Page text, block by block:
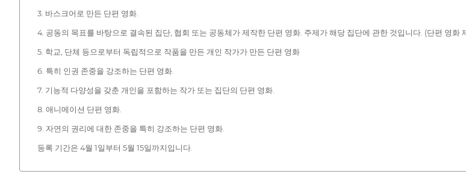
3. 바스크어로 만든 단편 영화.
4. 공동의 목표를 바탕으로 결속된 집단, 협회 또는 공동체가 제작한 단편 영화. 주제가 해당 집단에 관한 것입니다. (단편 영화
5. 학교, 단체 등으로부터 독립적으로 작품을 만든 개인 작가가 만든 단편 영화
6. 특히 인권 존중을 강조하는 단편 영화.
7. 기능적 다양성을 갖춘 개인을 포함하는 작가 또는 집단의 단편 영화.
8. 애니메이션 단편 영화.
9. 자연의 권리에 대한 존중을 특히 강조하는 단편 영화.
등록 기간은 4월 1일부터 5월 15일까지입니다.